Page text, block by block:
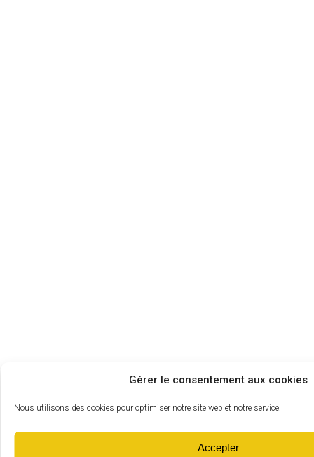
Gérer le consentement aux cookies
Nous utilisons des cookies pour optimiser notre site web et notre service.
Accepter